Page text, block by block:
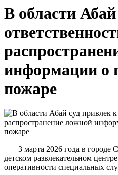
В области
информации о
пожаре
3 марта 2026 года в городе
детском развлекательном
оперативности специальных